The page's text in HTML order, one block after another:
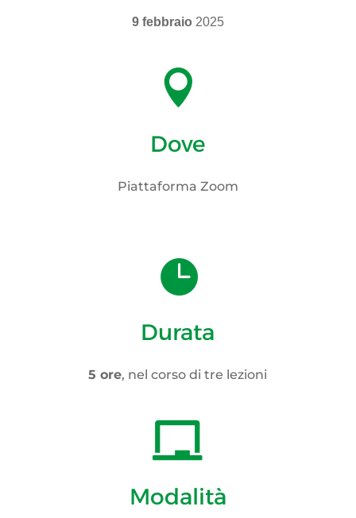
9 febbraio 2025

Dove
Piattaforma Zoom

Durata
5 ore, nel corso di tre lezioni

Modalità